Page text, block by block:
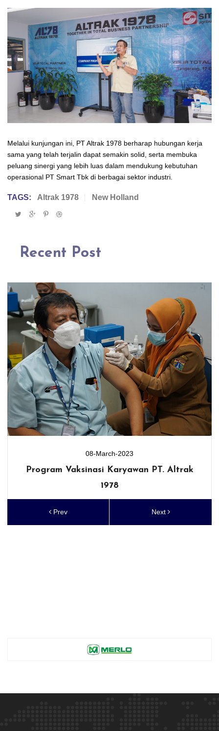
Melalui kunjungan ini, PT Altrak 1978 berharap hubungan kerja
sama yang telah terjalin dapat semakin solid, serta membuka
peluang sinergi yang lebih luas dalam mendukung kebutuhan
operasional PT Smart Tbk di berbagai sektor industri.
TAGS: Altrak 1978 New Holland
Recent Post
08-March-2023
Program Vaksinasi Karyawan PT. Altrak
1978
Prev Next